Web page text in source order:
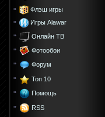
Флэш игры
Игры Alawar
Онлайн ТВ
Фотообои
Форум
Топ 10
Помощь
RSS